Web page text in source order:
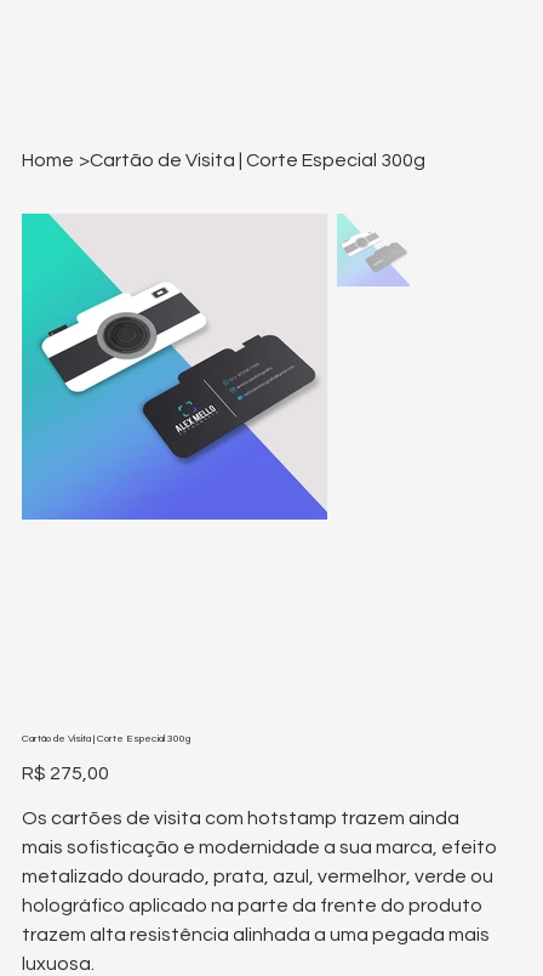
Home >Cartão de Visita | Corte Especial 300g
Cartão de Visita | Corte Especial 300g
Preço
R$ 275,00
Os cartões de visita com hotstamp trazem ainda
mais sofisticação e modernidade a sua marca, efeito
metalizado dourado, prata, azul, vermelhor, verde ou
holográfico aplicado na parte da frente do produto
trazem alta resistência alinhada a uma pegada mais
luxuosa.